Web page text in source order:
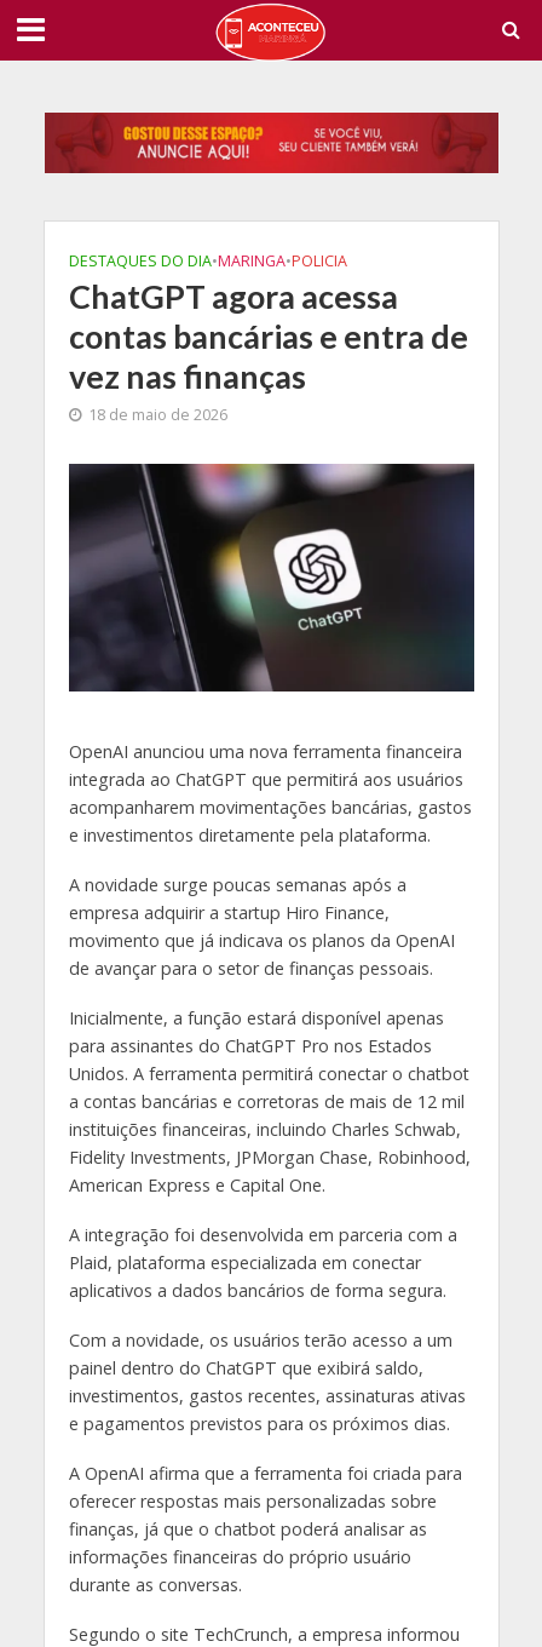
DESTAQUES DO DIA•MARINGA•POLICIA
ChatGPT agora acessa
contas bancárias e entra de
vez nas finanças
18 de maio de 2026
OpenAI anunciou uma nova ferramenta financeira
integrada ao ChatGPT que permitirá aos usuários
acompanharem movimentações bancárias, gastos
e investimentos diretamente pela plataforma.
A novidade surge poucas semanas após a
empresa adquirir a startup Hiro Finance,
movimento que já indicava os planos da OpenAI
de avançar para o setor de finanças pessoais.
Inicialmente, a função estará disponível apenas
para assinantes do ChatGPT Pro nos Estados
Unidos. A ferramenta permitirá conectar o chatbot
a contas bancárias e corretoras de mais de 12 mil
instituições financeiras, incluindo Charles Schwab,
Fidelity Investments, JPMorgan Chase, Robinhood,
American Express e Capital One.
A integração foi desenvolvida em parceria com a
Plaid, plataforma especializada em conectar
aplicativos a dados bancários de forma segura.
Com a novidade, os usuários terão acesso a um
painel dentro do ChatGPT que exibirá saldo,
investimentos, gastos recentes, assinaturas ativas
e pagamentos previstos para os próximos dias.
A OpenAI afirma que a ferramenta foi criada para
oferecer respostas mais personalizadas sobre
finanças, já que o chatbot poderá analisar as
informações financeiras do próprio usuário
durante as conversas.
Segundo o site TechCrunch, a empresa informou